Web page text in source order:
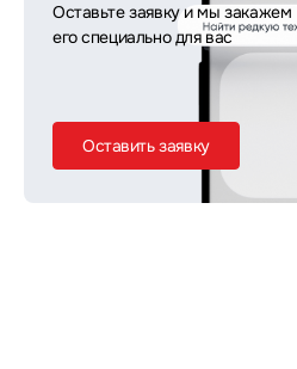
Оставьте заявку и мы закажем
его специально для вас
Оставить заявку